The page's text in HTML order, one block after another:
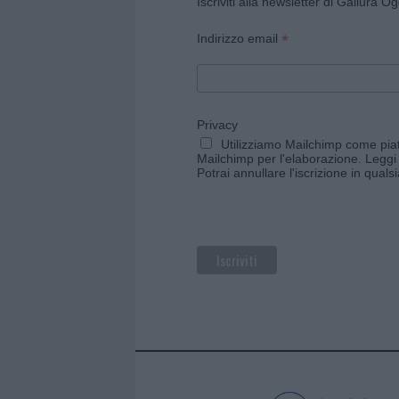
Indirizzo email *
Privacy
Utilizziamo Mailchimp come
Mailchimp per l'elaborazione.
Potrai annullare l'iscrizione in